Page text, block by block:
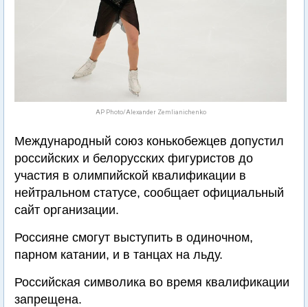
AP Photo/Alexander Zemlianichenko
Международный союз конькобежцев допустил
российских и белорусских фигуристов до
участия в олимпийской квалификации в
нейтральном статусе, сообщает официальный
сайт организации.
Россияне смогут выступить в одиночном,
парном катании, и в танцах на льду.
Российская символика во время квалификации
запрещена.